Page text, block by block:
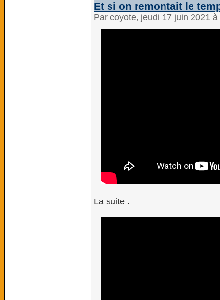
Et si on remontait le
Par coyote, jeudi 17 juin 2021
La suite :